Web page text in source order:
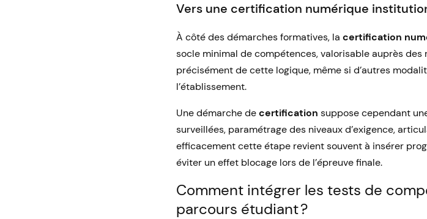
Vers une certification numérique
À côté des démarches formatives, la certification
socle minimal de compétences, valorisable auprès des
précisément de cette logique, même si d’autres
l’établissement.
Une démarche decertification suppose cependant
surveillées, paramétrage des niveaux d’exigence,
efficacement cette étape revient souvent à insérer
éviter un effet blocage lors de l’épreuve finale.
Comment intégrer les tests de
parcours étudiant ?